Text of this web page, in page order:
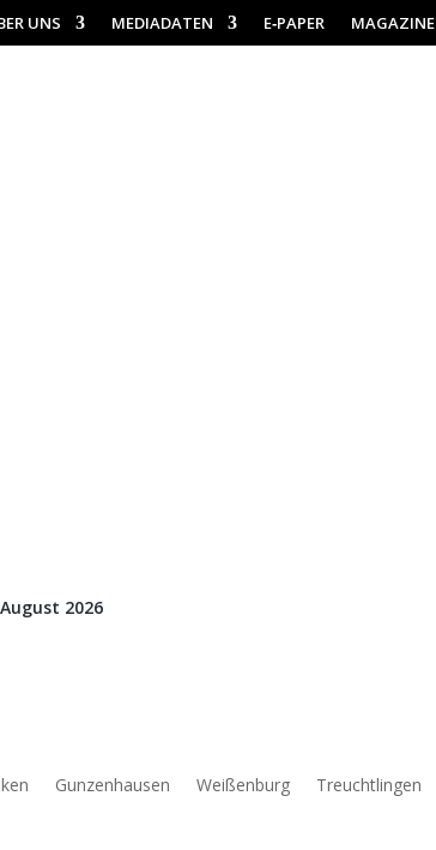
UNS MEDIADATEN E‑PAPER MAGAZINE
2026
Gunzenhausen Weißenburg Treuchtlingen